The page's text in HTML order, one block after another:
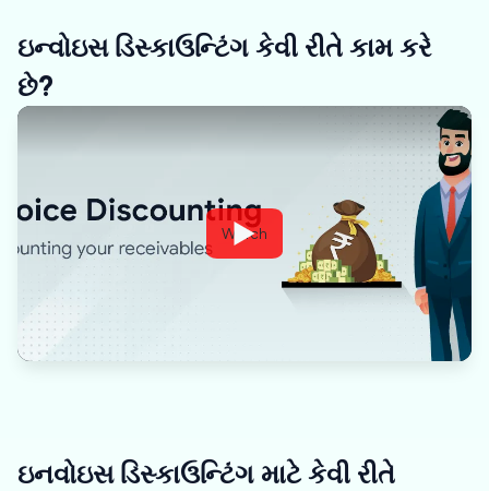
ઇન્વોઇસ ડિસ્કાઉન્ટિંગ કેવી રીતે કામ કરે
છે?
Watch
ઇનવોઇસ ડિસ્કાઉન્ટિંગ માટે કેવી રીતે